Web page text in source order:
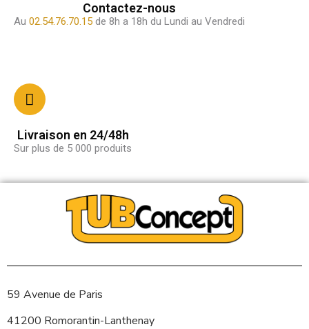
Contactez-nous
Au 02.54.76.70.15 de 8h a 18h du Lundi au Vendredi
Livraison en 24/48h
Sur plus de 5 000 produits
59 Avenue de Paris
41200 Romorantin-Lanthenay